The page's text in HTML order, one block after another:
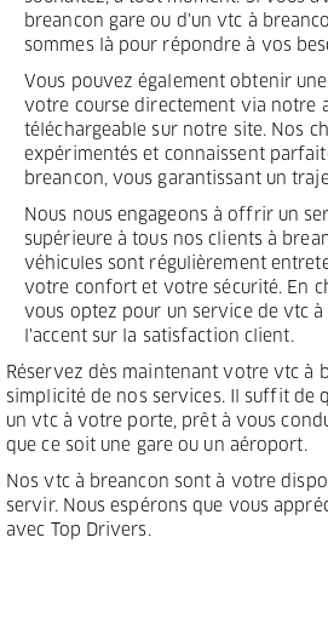
breancon gare ou d'un vtc à
sommes là pour répondre à vos
Vous pouvez également obtenir
votre course directement via notre
téléchargeable sur notre site. Nos
expérimentés et connaissent
breancon, vous garantissant un
Nous nous engageons à offrir un
supérieure à tous nos clients à
véhicules sont régulièrement
votre confort et votre sécurité. En
vous optez pour un service de vtc
l'accent sur la satisfaction client.
Réservez dès maintenant votre vtc à
simplicité de nos services. Il suffit de
un vtc à votre porte, prêt à vous
que ce soit une gare ou un aéroport.
Nos vtc à breancon sont à votre
servir. Nous espérons que vous
avec Top Drivers.